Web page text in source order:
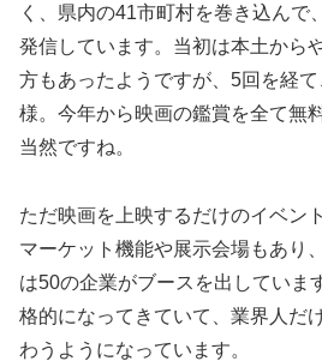
く、県内の41市町村を巻き込んで
発信しています。当初は本土から
方もあったようですが、5回を経
様。今年から映画の鑑賞を全て無
当然ですね。
ただ映画を上映するだけのイベン
マーケット機能や展示会場もあり
は50の企業がブースを出していま
格的になってきていて、業界人だ
わうようになっています。